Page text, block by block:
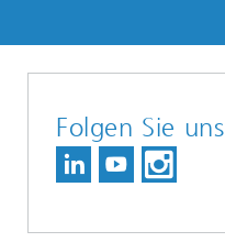
Folgen Sie uns